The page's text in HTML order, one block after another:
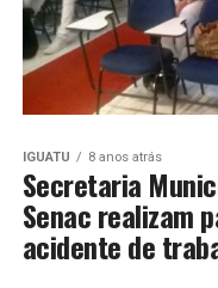
IGUATU 8 anos atrás
Secretaria
Senac realizam
acidente de